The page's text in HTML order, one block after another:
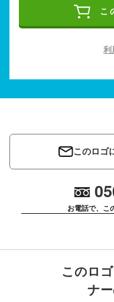
こ
利
このロゴ
お電話で、こ
このロ
ナ